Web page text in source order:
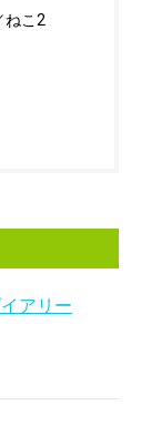
ねこ2
アリー